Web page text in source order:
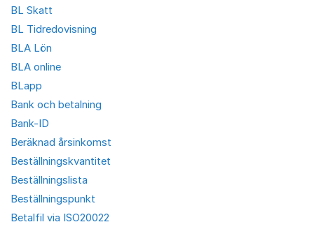
BL Skatt
BL Tidredovisning
BLA Lön
BLA online
BLapp
Bank och betalning
Bank-ID
Beräknad årsinkomst
Beställningskvantitet
Beställningslista
Beställningspunkt
Betalfil via ISO20022